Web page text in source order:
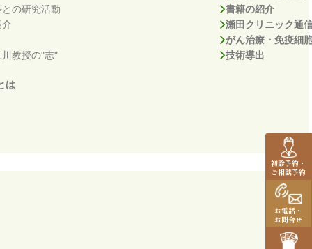
の研究活動
教授の"志"
は
書籍の紹介
瀬田クリニック通
がん治療・免疫細
技術導出
初診予約・
ご相談予約
お電話・
お問合せ